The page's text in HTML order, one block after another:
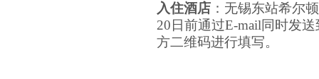
入住酒店 ： 无锡东站希尔
20 日前通过E-mail同时发
方二维码进行填写。